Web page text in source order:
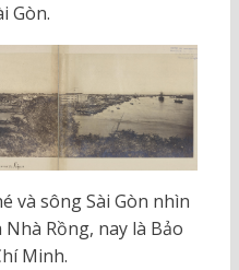
Gòn.
và sông Sài Gòn nhìn
Rồng, nay là Bảo
Minh.